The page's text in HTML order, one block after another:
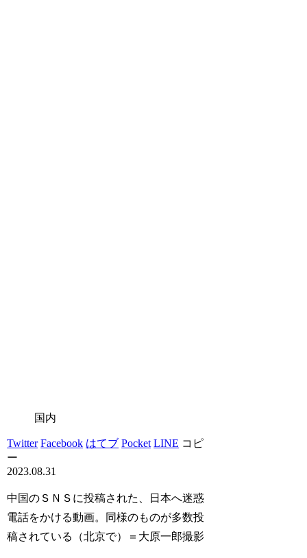
国内
Twitter Facebook はてブ Pocket LINE コピ
ー
2023.08.31
中国のＳＮＳに投稿された、日本へ迷惑
電話をかける動画。同様のものが多数投
稿されている（北京で）＝大原一郎撮影